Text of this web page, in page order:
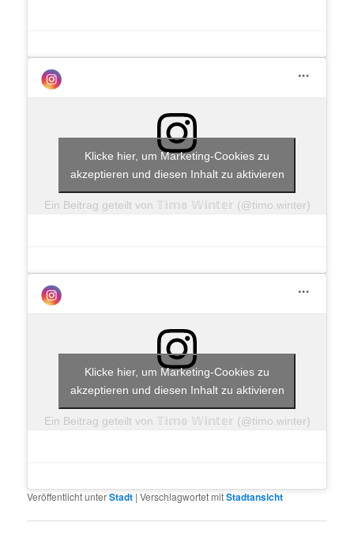
Ein Beitrag geteilt von 𝕋𝕚𝕞𝕠 𝕎𝕚𝕟𝕥𝕖𝕣 (@timo.winter)
Klicke hier, um Marketing-Cookies zu
akzeptieren und diesen Inhalt zu aktivieren
Ein Beitrag geteilt von 𝕋𝕚𝕞𝕠 𝕎𝕚𝕟𝕥𝕖𝕣 (@timo.winter)
Klicke hier, um Marketing-Cookies zu
akzeptieren und diesen Inhalt zu aktivieren
Veröffentlicht unterStadt |Verschlagwortet mitStadtansicht